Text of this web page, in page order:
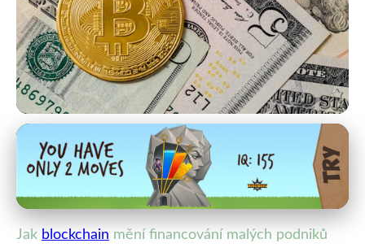
Blockchain a Kybernetická Bezpečnost
Blockchain revoluce: Nové
možnosti financování pro MSP
16. 2. 2026· 4 min čtení · Autor: Lenka Rosická
Jak blockchain mění financování malých podniků